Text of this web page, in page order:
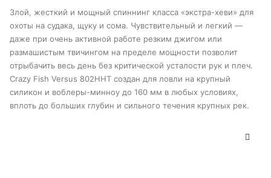
Злой, жесткий и мощный спиннинг класса «экстра-хеви» для
охоты на судака, щуку и сома. Чувствительный и легкий —
даже при очень активной работе резким джигом или
размашистым твичингом на пределе мощности позволит
отрыбачить весь день без критической усталости рук и плеч.
Crazy Fish Versus 802HHT создан для ловли на крупный
силикон и воблеры-минноу до 160 мм в любых условиях,
вплоть до больших глубин и сильного течения крупных рек.